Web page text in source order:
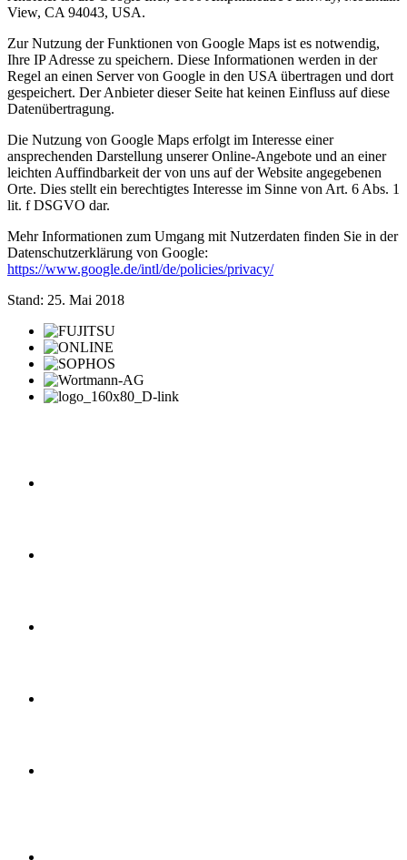
View, CA 94043, USA.
Zur Nutzung der Funktionen von Google Maps ist es notwendig,
Ihre IP Adresse zu speichern. Diese Informationen werden in der
Regel an einen Server von Google in den USA übertragen und dort
gespeichert. Der Anbieter dieser Seite hat keinen Einfluss auf diese
Datenübertragung.
Die Nutzung von Google Maps erfolgt im Interesse einer
ansprechenden Darstellung unserer Online-Angebote und an einer
leichten Auffindbarkeit der von uns auf der Website angegebenen
Orte. Dies stellt ein berechtigtes Interesse im Sinne von Art. 6 Abs. 1
lit. f DSGVO dar.
Mehr Informationen zum Umgang mit Nutzerdaten finden Sie in der
Datenschutzerklärung von Google:
https://www.google.de/intl/de/policies/privacy/
Stand: 25. Mai 2018